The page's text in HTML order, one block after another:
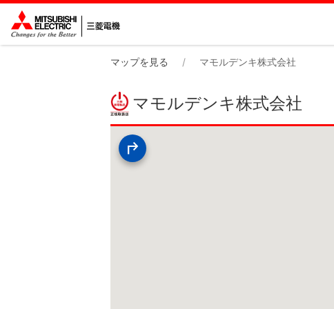
マップを見る マモルデンキ株式会社
マモルデンキ株式会社